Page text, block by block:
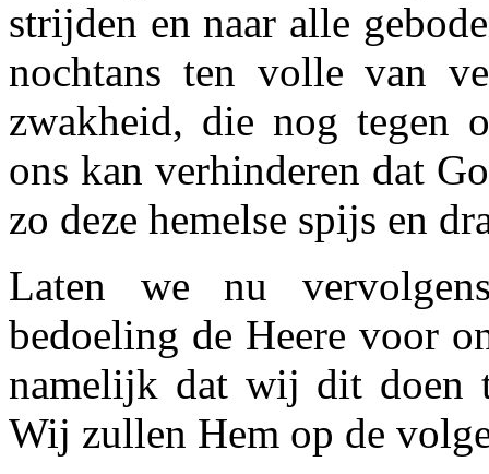
strijden en naar alle
nochtans ten volle van
zwakheid, die nog tegen
ons kan verhinderen dat
zo deze hemelse spijs en
Laten we nu
bedoeling de Heere voor
namelijk dat wij dit doen
Wij zullen Hem op de